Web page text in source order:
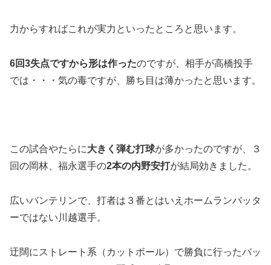
力からすればこれが実力といったところと思います。
6回3失点ですから形は作ったのですが、相手が高橋投手
では・・・気の毒ですが、勝ち目は薄かったと思います。
この試合やたらに大きく弾む打球が多かったのですが、３
回の岡林、福永選手の2本の内野安打が結局効きました。
広いバンテリンで、打者は３番とはいえホームランバッタ
ーではない川越選手。
迂闊にストレート系（カットボール）で勝負に行ったバッ